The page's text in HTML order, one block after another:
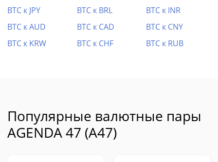
BTC к JPY
BTC к BRL
BTC к INR
BTC к AUD
BTC к CAD
BTC к CNY
BTC к KRW
BTC к CHF BTC к RUB
Популярные валютные пары
AGENDA 47 (A47)